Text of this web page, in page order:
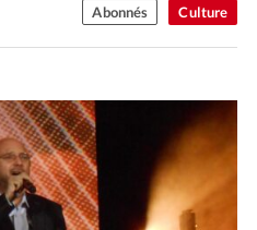
Culture
Abonnés